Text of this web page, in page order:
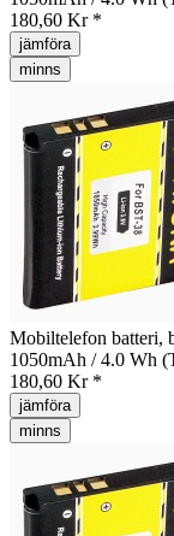
180,60 Kr *
jämföra
minns
Mobiltelefon batteri,
1050mAh / 4.0 Wh
180,60 Kr *
jämföra
minns